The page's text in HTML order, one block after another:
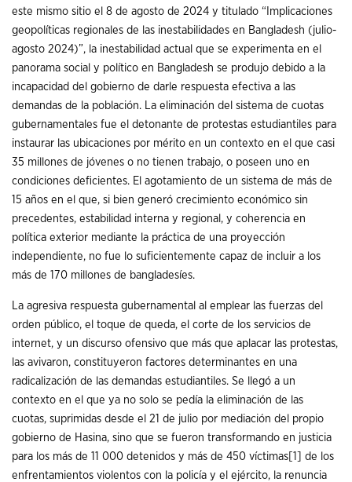
este mismo sitio el 8 de agosto de 2024 y titulado “Implicaciones
geopolíticas regionales de las inestabilidades en Bangladesh (julio-
agosto 2024)”, la inestabilidad actual que se experimenta en el
panorama social y político en Bangladesh se produjo debido a la
incapacidad del gobierno de darle respuesta efectiva a las
demandas de la población. La eliminación del sistema de cuotas
gubernamentales fue el detonante de protestas estudiantiles para
instaurar las ubicaciones por mérito en un contexto en el que casi
35 millones de jóvenes o no tienen trabajo, o poseen uno en
condiciones deficientes. El agotamiento de un sistema de más de
15 años en el que, si bien generó crecimiento económico sin
precedentes, estabilidad interna y regional, y coherencia en
política exterior mediante la práctica de una proyección
independiente, no fue lo suficientemente capaz de incluir a los
más de 170 millones de bangladesíes.
La agresiva respuesta gubernamental al emplear las fuerzas del
orden público, el toque de queda, el corte de los servicios de
internet, y un discurso ofensivo que más que aplacar las protestas,
las avivaron, constituyeron factores determinantes en una
radicalización de las demandas estudiantiles. Se llegó a un
contexto en el que ya no solo se pedía la eliminación de las
cuotas, suprimidas desde el 21 de julio por mediación del propio
gobierno de Hasina, sino que se fueron transformando en justicia
para los más de 11 000 detenidos y más de 450 víctimas [1]
de los
enfrentamientos violentos con la policía y el ejército, la renuncia